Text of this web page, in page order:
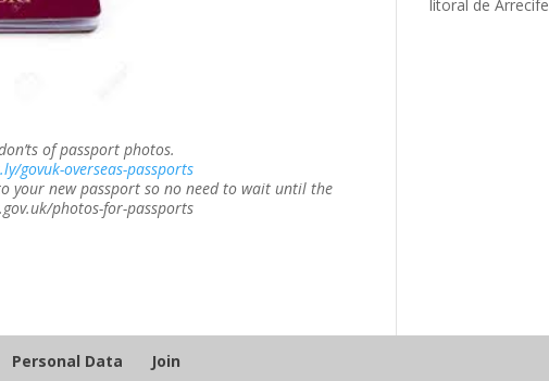
of passport photos.
govuk-overseas-passports
your new passport so no need to wait until the
photos-for-passports
litoral de Arrecife
Personal Data Join